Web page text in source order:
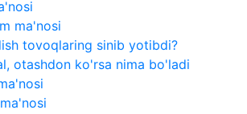
ma'nosi
tovoqlaring sinib yotibdi?
otashdon ko'rsa nima bo'ladi